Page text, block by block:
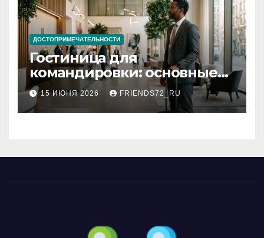
ДОСТОПРИМЕЧАТЕЛЬНОСТИ
Гостиница для
командировки: основные
критерии выбора
15 ИЮНЯ 2026 FRIENDS72_RU